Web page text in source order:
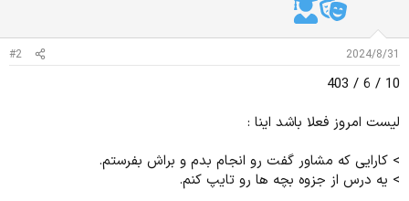
2024/8/31
#2
10 / 6 / 403
لیست امروز فعلا باشد اینا :
> کارایی که مشاور گفت رو انجام بدم و براش بفرستم.
> یه درس از جزوه بچه ها رو تایپ کنم.